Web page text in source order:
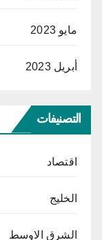
مايو 2023
أبريل 2023
التصنيفات
اقتصاد
الخليج
الشرق الاوسط